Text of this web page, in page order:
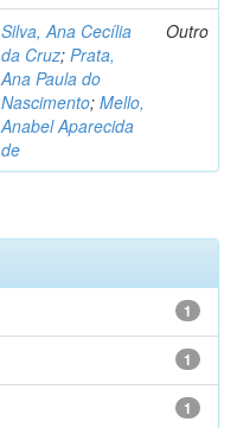
Silva, Ana Cecília
da Cruz; Prata,
Ana Paula do
Nascimento; Mello,
Anabel Aparecida
de
Outro
1
1
1